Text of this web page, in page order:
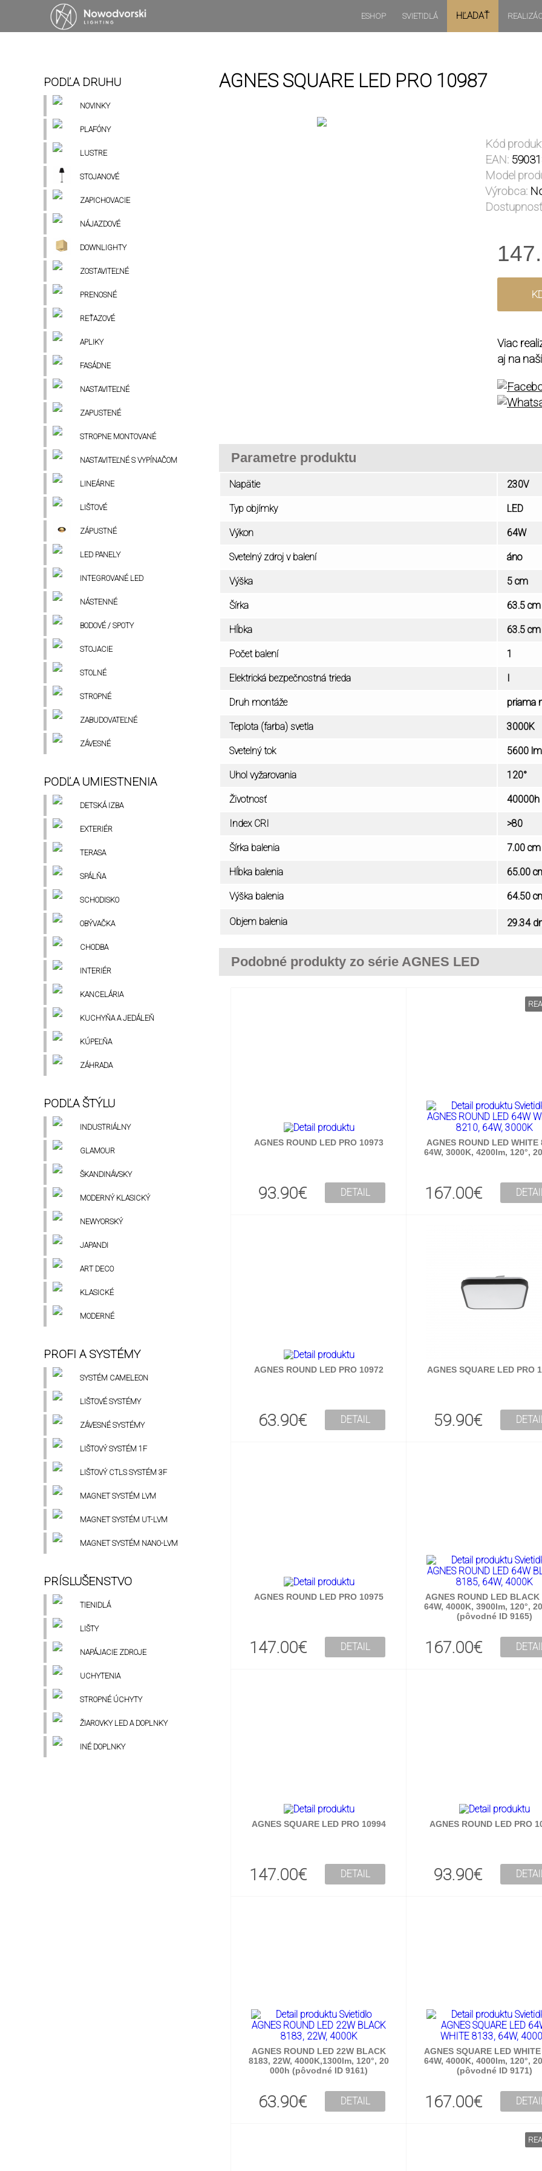
ESHOP SVIETIDLÁ HĽADAŤ
PODĽA DRUHU
NOVINKY
PLAFÓNY
LUSTRE
STOJANOVÉ
ZAPICHOVACIE
NÁJAZDOVÉ
DOWNLIGHTY
ZOSTAVITEĽNÉ
PRENOSNÉ
REŤAZOVÉ
APLIKY
FASÁDNE
NASTAVITEĽNÉ
ZAPUSTENÉ
STROPNE MONTOVANÉ
NASTAVITEĽNÉ S VYPÍNAČOM
LINEÁRNE
LIŠTOVÉ
ZÁPUSTNÉ
LED PANELY
INTEGROVANÉ LED
NÁSTENNÉ
BODOVÉ / SPOTY
STOJACIE
STOLNÉ
STROPNÉ
ZABUDOVATEĽNÉ
ZÁVESNÉ
PODĽA UMIESTNENIA
DETSKÁ IZBA
EXTERIÉR
TERASA
SPÁLŇA
SCHODISKO
OBÝVAČKA
CHODBA
INTERIÉR
KANCELÁRIA
KUCHYŇA A JEDÁLEŇ
KÚPEĽŇA
ZÁHRADA
PODĽA ŠTÝLU
INDUSTRIÁLNY
GLAMOUR
ŠKANDINÁVSKY
MODERNÝ KLASICKÝ
NEWYORSKÝ
JAPANDI
ART DECO
KLASICKÉ
MODERNÉ
PROFI A SYSTÉMY
SYSTÉM CAMELEON
LIŠTOVÉ SYSTÉMY
ZÁVESNÉ SYSTÉMY
LIŠTOVÝ SYSTÉM 1F
LIŠTOVÝ CTLS SYSTÉM 3F
MAGNET SYSTÉM LVM
MAGNET SYSTÉM UT-LVM
MAGNET SYSTÉM NANO-LVM
PRÍSLUŠENSTVO
TIENIDLÁ
LIŠTY
NAPÁJACIE ZDROJE
UCHYTENIA
STROPNÉ ÚCHYTY
ŽIAROVKY LED A DOPLNKY
INÉ DOPLNKY
AGNES SQUARE LED PRO 10987
Kód
EAN:
Model
Výrobca:
Viac
aj na
Parametre produktu
Napätie 230V
Typ objímky LED
Výkon 64W
Svetelný zdroj v balení áno
Výška 5 cm
Šírka 63.5 cm
Hĺbka 63.5 cm
Počet balení 1
Elektrická bezpečnostná trieda
Druh montáže priama
Teplota (farba) svetla 3000K
Svetelný tok 5600 lm
Uhol vyžarovania 120°
Životnosť 40000h
Index CRI >80
Šírka balenia 7.00 cm
Hĺbka balenia 65.00
Výška balenia 64.50
Objem balenia 29.34
Podobné produkty zo série AGNES LED
AGNES ROUND LED PRO 10973
93.90€ DETAIL
AGNES ROUND LED WHITE
64W, 3000K, 4200lm, 120°,
167.00€
AGNES ROUND LED PRO 10972
63.90€ DETAIL
AGNES SQUARE LED PRO
59.90€
AGNES ROUND LED PRO 10975
147.00€ DETAIL
AGNES ROUND LED BLACK
64W, 4000K, 3900lm, 120°,
(pôvodné ID 9165)
167.00€
AGNES SQUARE LED PRO 10994
147.00€ DETAIL
AGNES ROUND LED PRO
93.90€
AGNES ROUND LED 22W BLACK
8183, 22W, 4000K,1300lm, 120°, 20
000h (pôvodné ID 9161)
63.90€ DETAIL
AGNES SQUARE LED
64W, 4000K, 4000lm, 120°,
(pôvodné ID 9171)
167.00€